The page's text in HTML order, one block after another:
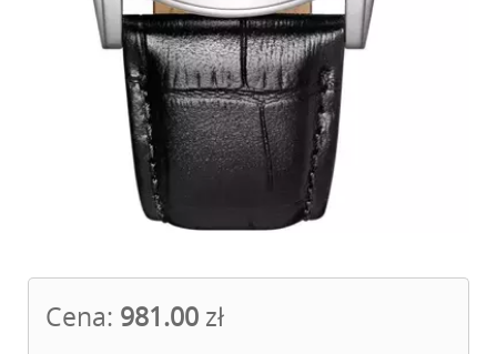
Cena: 981.00 zł